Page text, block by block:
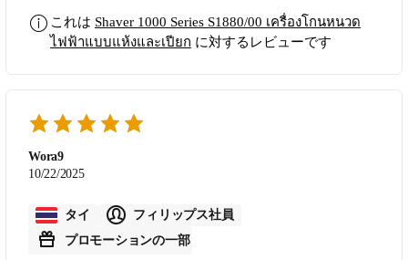
Philips ยี่ห้อนี้หลายๆคนบอกว่าดีเลยลอง
ซื้อมาใช้ดู ใช้เครื่องโกนหนวดไฟฟ้าครั้ง
โกนหนวดไฟฟ้าครั้งแรกของ Philips ยี่ห้อ
นี้หลายๆคนบอกว่าดีเลยลองซื้อมาใช้ดู
ผลปรากฏว่าใช้ดี ใช้เครื่องโกนหนวด
ไฟฟ้าครั้งแรกของ Philips ยี่ห้อนี้หลายๆ
ว่าใช้ดีโกนแล้วไม่ ใช้เครื่องโกนหนวด
ไฟฟ้าครั้งแรกของ Philips ยี่ห้อนี้หลายๆ
คนบอกว่าดีเลยลองซื้อมาใช้ดูผลปรากฏ
これは Shaver 1000 Series S1880/00 เครื่องโกนหนวด
ไฟฟ้าแบบแห้งและเปียก に対するレビューです
Wora9
10/22/2025
タイ
フィリップス社員
プロモーションの一部